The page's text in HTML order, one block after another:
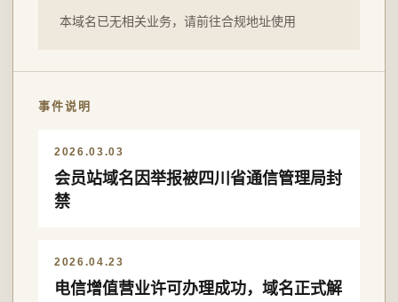
本域名已无相关业务，请前往合规地址使用
事件说明
2026.03.03
会员站域名因举报被四川省通信管理局封
禁
2026.04.23
电信增值营业许可办理成功，域名正式解